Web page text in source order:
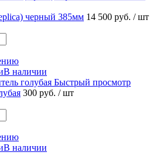
черный 385мм 14 500 руб. / шт
В наличии
Быстрый просмотр
300 руб. / шт
В наличии